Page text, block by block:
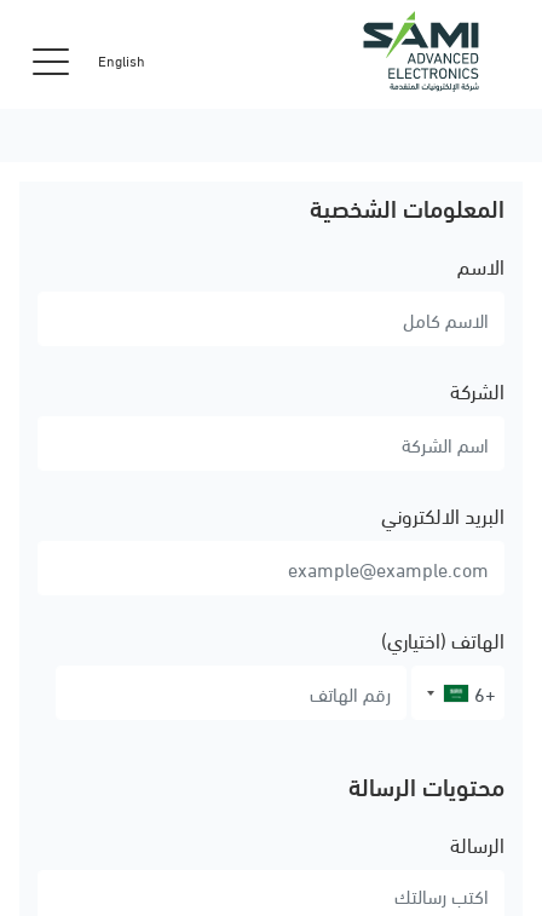
English
المعلومات الشخصية
الاسم
الشركة
البريد الالكتروني
الهاتف (اختياري)
محتويات الرسالة
الرسالة